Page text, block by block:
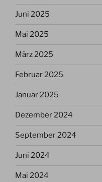
Juni 2025
Mai 2025
März 2025
Februar 2025
Januar 2025
Dezember 2024
September 2024
Juni 2024
Mai 2024